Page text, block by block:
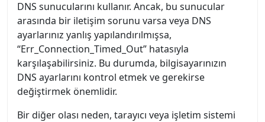
DNS sunucularını kullanır. Ancak, bu sunucular
arasında bir iletişim sorunu varsa veya DNS
ayarlarınız yanlış yapılandırılmışsa,
“Err_Connection_Timed_Out” hatasıyla
karşılaşabilirsiniz. Bu durumda, bilgisayarınızın
DNS ayarlarını kontrol etmek ve gerekirse
değiştirmek önemlidir.
Bir diğer olası neden, tarayıcı veya işletim sistemi